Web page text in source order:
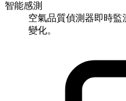
智能感測
空氣品質偵測器即時監
變化。